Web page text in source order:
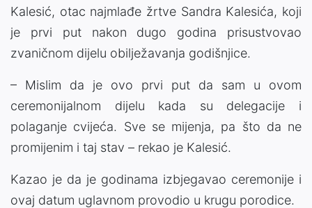
Kalesić, otac najmlađe žrtve Sandra Kalesića, koji
je prvi put nakon dugo godina prisustvovao
zvaničnom dijelu obilježavanja godišnjice.
– Mislim da je ovo prvi put da sam u ovom
ceremonijalnom dijelu kada su delegacije i
polaganje cvijeća. Sve se mijenja, pa što da ne
promijenim i taj stav – rekao je Kalesić.
Kazao je da je godinama izbjegavao ceremonije i
ovaj datum uglavnom provodio u krugu porodice.